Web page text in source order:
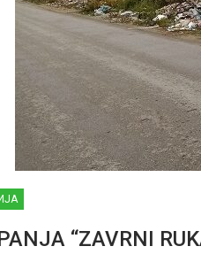
“ZAVRNI